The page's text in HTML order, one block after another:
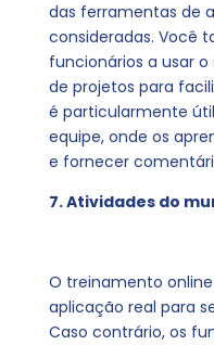
das ferramentas de
consideradas. Você
funcionários a usar
de projetos para
é particularmente
equipe, onde os
e fornecer
7. Atividades do
O treinamento
aplicação real para
Caso contrário, os